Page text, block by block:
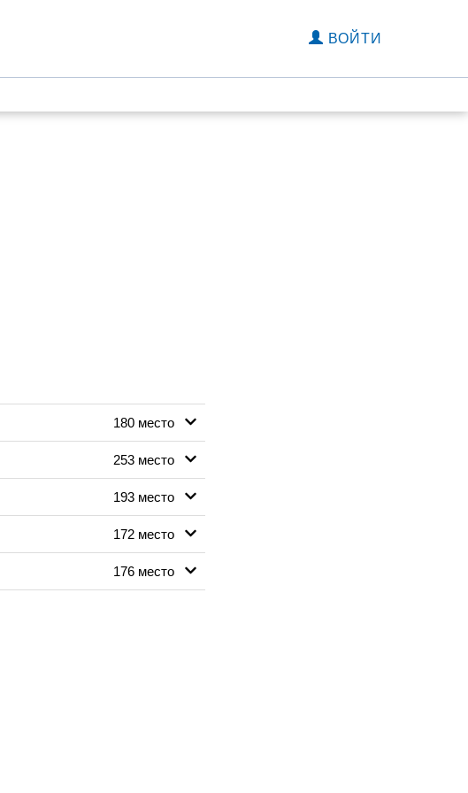
ВОЙТИ
180 место
253 место
193 место
172 место
176 место